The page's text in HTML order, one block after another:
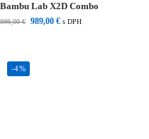
Bambu Lab X2D Combo
999,00€ 989,00 € s DPH
-4%